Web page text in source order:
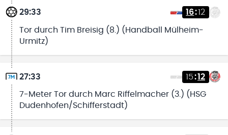
29:33 16:12
Tor durch Tim Breisig (8.) (Handball Mülheim-
Urmitz)
27:33 15:12
7-Meter Tor durch Marc Riffelmacher (3.) (HSG
Dudenhofen/Schifferstadt)